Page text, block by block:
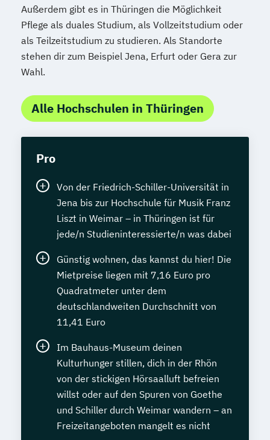
Außerdem gibt es in Thüringen die Möglichkeit
Pflege als duales Studium, als Vollzeitstudium oder
als Teilzeitstudium zu studieren. Als Standorte
stehen dir zum Beispiel Jena, Erfurt oder Gera zur
Wahl.
Alle Hochschulen in Thüringen
Pro
Von der Friedrich-Schiller-Universität in
Jena bis zur Hochschule für Musik Franz
Liszt in Weimar – in Thüringen ist für
jede/n Studieninteressierte/n was dabei
Günstig wohnen, das kannst du hier! Die
Mietpreise liegen mit 7,16 Euro pro
Quadratmeter unter dem
deutschlandweiten Durchschnitt von
11,41 Euro
Im Bauhaus-Museum deinen
Kulturhunger stillen, dich in der Rhön
von der stickigen Hörsaalluft befreien
willst oder auf den Spuren von Goethe
und Schiller durch Weimar wandern – an
Freizeitangeboten mangelt es nicht